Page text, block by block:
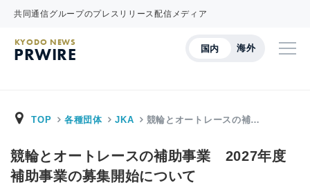
共同通信グループのプレスリリース配信メディア
国内 海外
KYODO NEWS
PRWIRE
TOP 各種団体 JKA 競輪とオートレースの補…
競輪とオートレースの補助事業 2027年度
補助事業の募集開始について